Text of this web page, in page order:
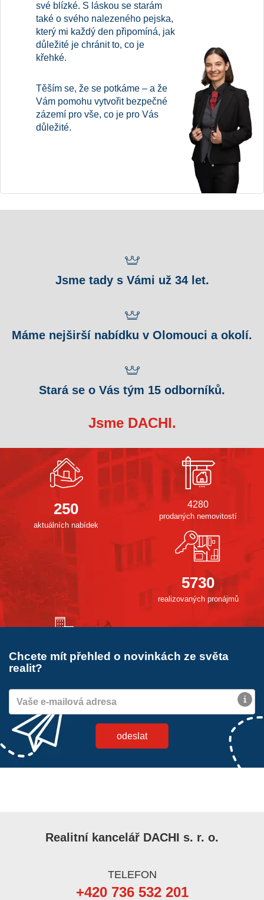
své blízké. S láskou se starám
také o svého nalezeného pejska,
který mi každý den připomíná, jak
důležité je chránit to, co je
křehké.
Těším se, že se potkáme – a že
Vám pomohu vytvořit bezpečné
zázemí pro vše, co je pro Vás
důležité.
Jsme tady s Vámi už 34 let.
Máme nejširší nabídku v Olomouci a okolí.
Stará se o Vás tým 15 odborníků.
Jsme DACHI.
250
aktuálních nabídek
4280
prodaných nemovitostí
5730
realizovaných pronájmů
35
Chcete mít přehled o novinkách ze světa
realit?
Realitní kancelář DACHI s. r. o.
TELEFON
+420 736 532 201